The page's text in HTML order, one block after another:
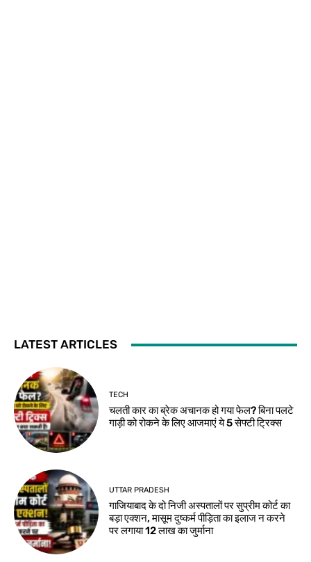
LATEST ARTICLES
TECH
चलती कार का ब्रेक अचानक हो गया फेल? बिना पलटे
गाड़ी को रोकने के लिए आजमाएं ये 5 सेफ्टी ट्रिक्स
UTTAR PRADESH
गाजियाबाद के दो निजी अस्पतालों पर सुप्रीम कोर्ट का
बड़ा एक्शन, मासूम दुष्कर्म पीड़िता का इलाज न करने
पर लगाया 12 लाख का जुर्माना